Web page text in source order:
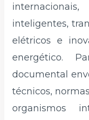
inteligentes,
elétricos e
energético.
documental
técnicos,
organismos